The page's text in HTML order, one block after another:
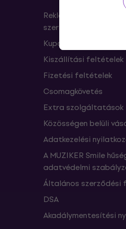
Reklamációk és
szerződéstől
Kuponok
Kiszállítási feltételek
Fizetési feltételek
Csomagkövetés
Extra szolgáltatások
Közösségen belüli
Adatkezelési
A MUZIKER Smile
adatvédelmi
Általános
DSA
Akadálymentesítési